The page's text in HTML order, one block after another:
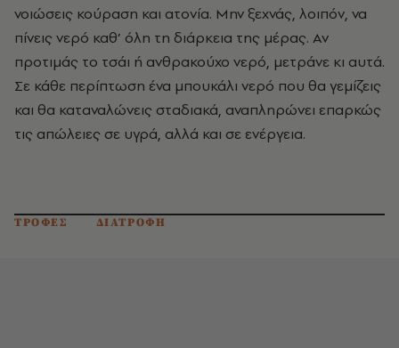
νοιώσεις κούραση και ατονία. Μην ξεχνάς, λοιπόν, να
πίνεις νερό καθ’ όλη τη διάρκεια της μέρας. Αν
προτιμάς το τσάι ή ανθρακούχο νερό, μετράνε κι αυτά.
Σε κάθε περίπτωση ένα μπουκάλι νερό που θα γεμίζεις
και θα καταναλώνεις σταδιακά, αναπληρώνει επαρκώς
τις απώλειες σε υγρά, αλλά και σε ενέργεια.
ΤΡΟΦΕΣ ΔΙΑΤΡΟΦΗ